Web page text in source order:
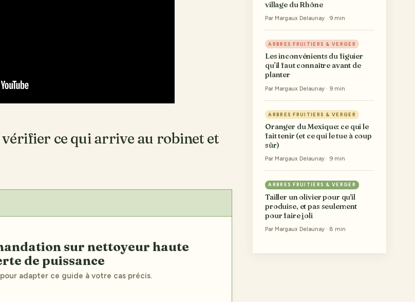
ce qui arrive au robinet et
de puissance
adapter ce guide à votre cas précis.
village du Rhône
Par Margaux Delaunay · 9 min
ARBRES FRUITIERS & VERGER
Les inconvénients du figuier
qu’il faut connaître avant de
planter
Par Margaux Delaunay · 9 min
ARBRES FRUITIERS & VERGER
Oranger du Mexique: ce qui le
fait tenir (et ce qui le tue à coup
sûr)
Par Margaux Delaunay · 9 min
ARBRES FRUITIERS & VERGER
Tailler un olivier pour qu'il
produise, et pas seulement
pour faire joli
Par Margaux Delaunay · 8 min